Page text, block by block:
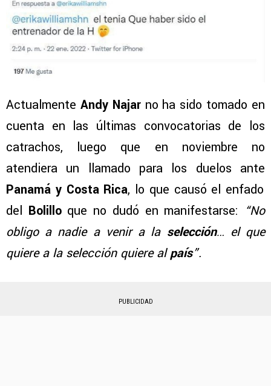
Actualmente Andy Najar no ha sido tomado en
cuenta en las últimas convocatorias de los
catrachos, luego que en noviembre no
atendiera un llamado para los duelos ante
Panamá y Costa Rica, lo que causó el enfado
del Bolilloque no dudó en manifestarse: “No
obligo a nadie a venir a la selección… el que
quiere a la selección quiere alpaís”.
PUBLICIDAD